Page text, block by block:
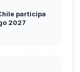
participa
2027